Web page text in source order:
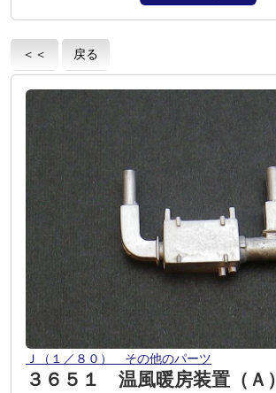
＜＜ 戻る
Ｊ（１／８０） その他のパーツ
３６５１ 温風暖房装置（Ａ）